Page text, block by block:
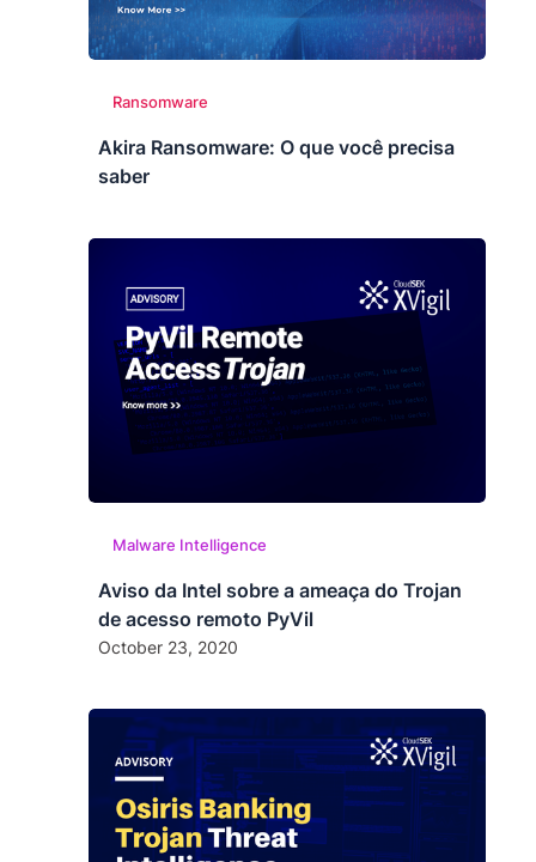
Ransomware
Akira Ransomware: O que você precisa
saber
Malware Intelligence
Aviso da Intel sobre a ameaça do Trojan
de acesso remoto PyVil
October 23, 2020